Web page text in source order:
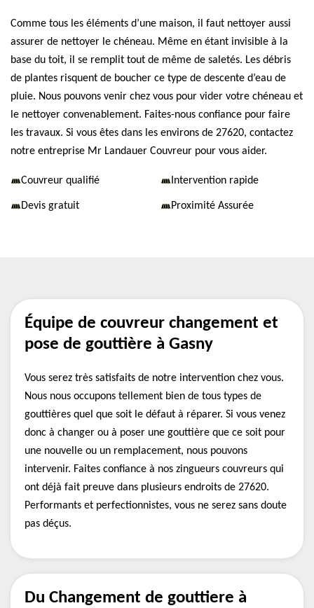
Comme tous les éléments d’une maison, il faut nettoyer aussi
assurer de nettoyer le chéneau. Même en étant invisible à la
base du toit, il se remplit tout de même de saletés. Les débris
de plantes risquent de boucher ce type de descente d’eau de
pluie. Nous pouvons venir chez vous pour vider votre chéneau et
le nettoyer convenablement. Faites-nous confiance pour faire
les travaux. Si vous êtes dans les environs de 27620, contactez
notre entreprise Mr Landauer Couvreur pour vous aider.
Couvreur qualifié Intervention rapide
Devis gratuit Proximité Assurée
Équipe de couvreur changement et
pose de gouttière à Gasny
Vous serez très satisfaits de notre intervention chez vous.
Nous nous occupons tellement bien de tous types de
gouttières quel que soit le défaut à réparer. Si vous venez
donc à changer ou à poser une gouttière que ce soit pour
une nouvelle ou un remplacement, nous pouvons
intervenir. Faites confiance à nos zingueurs couvreurs qui
ont déjà fait preuve dans plusieurs endroits de 27620.
Performants et perfectionnistes, vous ne serez sans doute
pas déçus.
Du Changement de gouttiere à